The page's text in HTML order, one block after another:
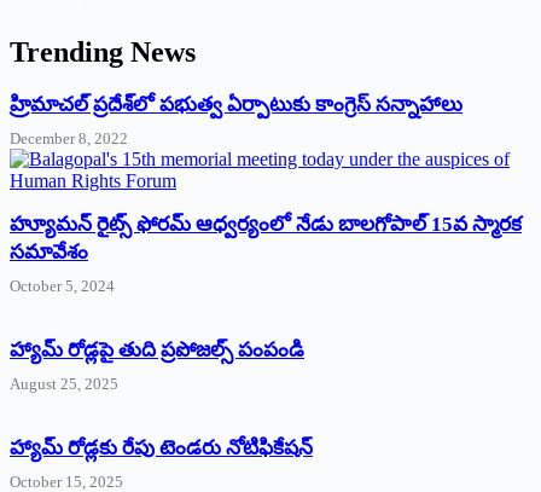
Trending News
‌హ్రిమాచల్‌ ‌ప్రదేశ్‌లో పభుత్వ ఏర్పాటుకు కాంగ్రెస్‌ ‌సన్నాహాలు
December 8, 2022
హ్యూమన్‌ రైట్స్‌ ఫోరమ్‌ ఆధ్వర్యంలో నేడు బాలగోపాల్‌ 15వ స్మారక
సమావేశం
October 5, 2024
హ్యామ్‌ రోడ్లపై తుది ప్రపోజల్స్‌ పంపండి
August 25, 2025
హ్యామ్‌ రోడ్లకు రేపు టెండరు నోటిఫికేషన్‌
October 15, 2025